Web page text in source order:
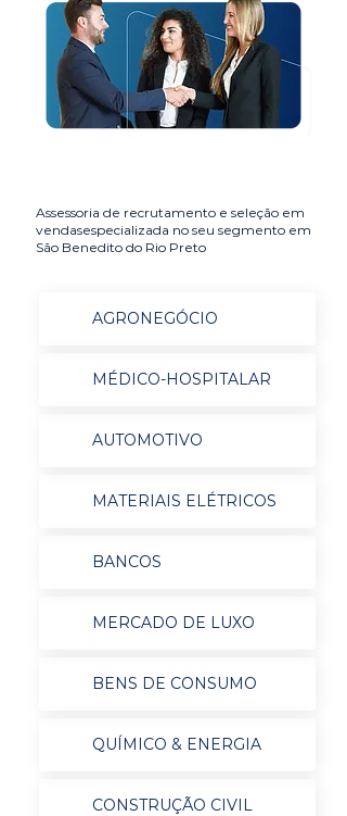
Assessoria de recrutamento e seleção em
vendasespecializada no seu segmento em
São Benedito do Rio Preto
AGRONEGÓCIO
MÉDICO-HOSPITALAR
AUTOMOTIVO
MATERIAIS ELÉTRICOS
BANCOS
MERCADO DE LUXO
BENS DE CONSUMO
QUÍMICO & ENERGIA
CONSTRUÇÃO CIVIL